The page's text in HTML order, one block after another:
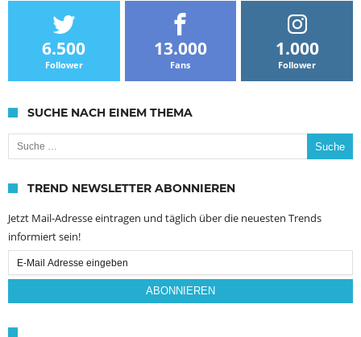
6.500
Follower
13.000
Fans
1.000
Follower
SUCHE NACH EINEM THEMA
Suche nach:
TREND NEWSLETTER ABONNIEREN
Jetzt Mail-Adresse eintragen und täglich über die neuesten Trends
informiert sein!
Email
Subscription
ABONNIEREN